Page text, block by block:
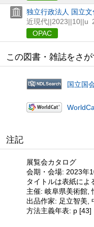
独立行政法人 国立
近現代||2023||10||u
OPAC
この図書・雑誌をさが
国立国
注記
展覧会カタログ
会期・会場: 2023年
タイトルは表紙によ
主催: 岐阜県美術館,
出品作家: 足立智美,
方法主義年表: p [43]